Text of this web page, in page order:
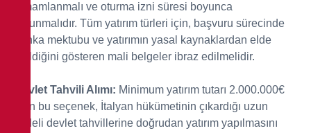
tamamlanmalı ve oturma izni süresi boyunca
korunmalıdır. Tüm yatırım türleri için, başvuru sürecinde
banka mektubu ve yatırımın yasal kaynaklardan elde
edildiğini gösteren mali belgeler ibraz edilmelidir.
Devlet Tahvili Alımı: Minimum yatırım tutarı 2.000.000€
olan bu seçenek, İtalyan hükümetinin çıkardığı uzun
vadeli devlet tahvillerine doğrudan yatırım yapılmasını